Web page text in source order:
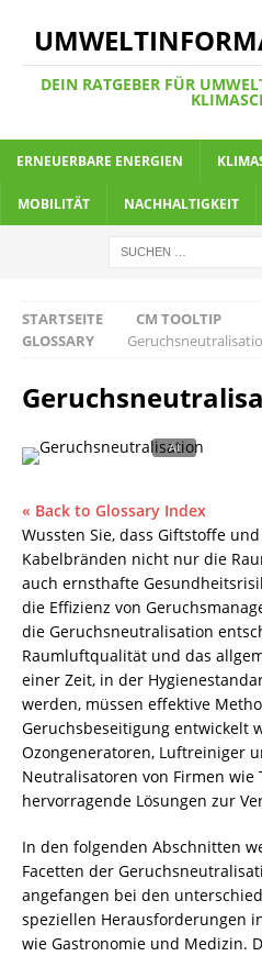
DEIN RATGEBER FÜR
ERNEUERBARE ENERGIEN
MOBILITÄT NACHHALTIGKEIT
STARTSEITE
CM TOOLTIP
GLOSSARY
« Back to Glossary Index
Wussten Sie, dass Giftstoffe
Kabelbränden nicht nur die
auch ernsthafte
die Effizienz von
die Geruchsneutralisation
Raumluftqualität und das
einer Zeit, in der
werden, müssen effektive
Geruchsbeseitigung entwickelt
Ozongeneratoren, Luftreiniger
Neutralisatoren von Firmen wie
hervorragende Lösungen zur
In den folgenden Abschnitten
Facetten der
angefangen bei den
speziellen Herausforderungen
wie Gastronomie und Medizin.